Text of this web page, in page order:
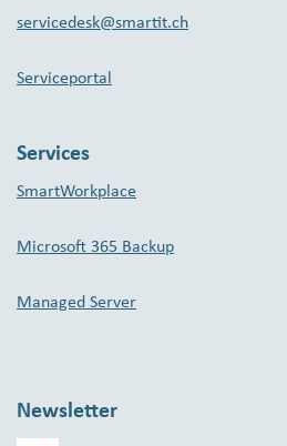
servicedesk@smartit.ch
Serviceportal
Services
SmartWorkplace
Microsoft 365 Backup
Managed Server
Newsletter